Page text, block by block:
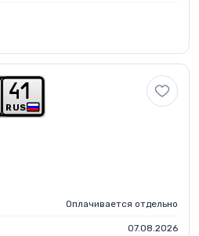
RUS
41
Оплачивается отдельно
07.08.2026